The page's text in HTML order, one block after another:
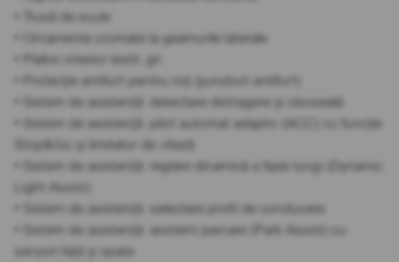
• Trusă de scule
• Ornamente cromate la geamurile laterale
• Plafon interior textil, gri
• Protecție antifurt pentru roți (șuruburi antifurt)
• Sistem de asistență: detectare distragere și oboseală
• Sistem de asistență: pilot automat adaptiv (ACC) cu funcție
Stop&Go și limitator de viteză
• Sistem de asistență: reglare dinamică a fazei lungi (Dynamic
Light Assist)
• Sistem de asistență: selectare profil de conducere
• Sistem de asistență: asistent parcare (Park Assist) cu
senzori față și spate